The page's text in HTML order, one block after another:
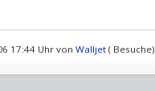
17:44 Uhr von Walljet ( Besuche)